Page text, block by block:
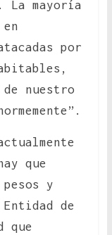
La mayoría
por
nuestro
que
y
de
que